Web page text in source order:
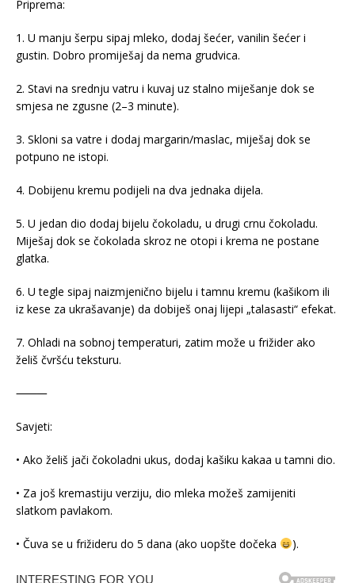
Priprema:
1. U manju šerpu sipaj mleko, dodaj šećer, vanilin šećer i
gustin. Dobro promiješaj da nema grudvica.
2. Stavi na srednju vatru i kuvaj uz stalno miješanje dok se
smjesa ne zgusne (2–3 minute).
3. Skloni sa vatre i dodaj margarin/maslac, miješaj dok se
potpuno ne istopi.
4. Dobijenu kremu podijeli na dva jednaka dijela.
5. U jedan dio dodaj bijelu čokoladu, u drugi crnu čokoladu.
Miješaj dok se čokolada skroz ne otopi i krema ne postane
glatka.
6. U tegle sipaj naizmjenično bijelu i tamnu kremu (kašikom ili
iz kese za ukrašavanje) da dobiješ onaj lijepi „talasasti“ efekat.
7. Ohladi na sobnoj temperaturi, zatim može u frižider ako
želiš čvršću teksturu.
⸻
Savjeti:
• Ako želiš jači čokoladni ukus, dodaj kašiku kakaa u tamni dio.
• Za još kremastiju verziju, dio mleka možeš zamijeniti
slatkom pavlakom.
• Čuva se u frižideru do 5 dana (ako uopšte dočeka ).